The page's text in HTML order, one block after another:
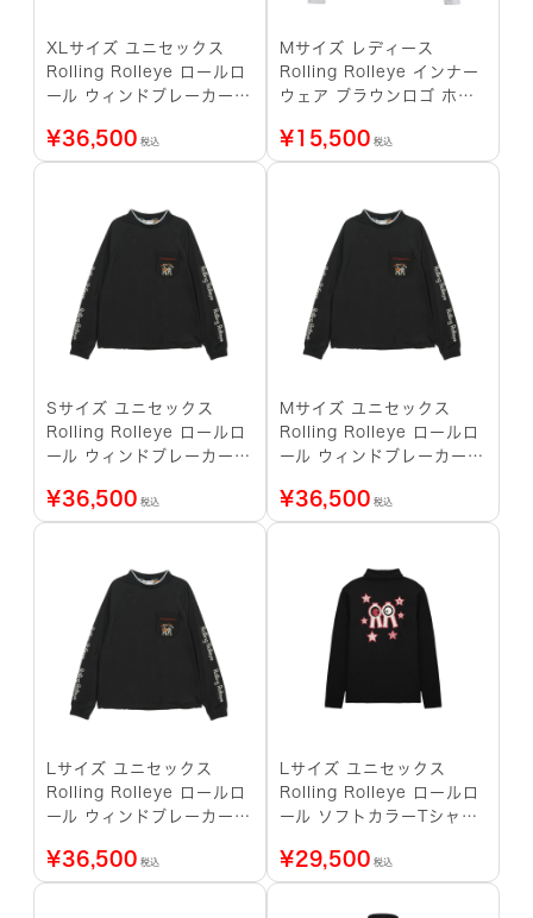
XLサイズ ユニセックス
Rolling Rolleye ロールロ
ール ウィンドブレーカー
¥36,500 税込
Mサイズ レディース
Rolling Rolleye インナー
ウェア ブラウンロゴ ホワ
¥15,500 税込
Sサイズ ユニセックス
Rolling Rolleye ロールロ
ール ウィンドブレーカー
¥36,500 税込
Mサイズ ユニセックス
Rolling Rolleye ロールロ
ール ウィンドブレーカー
¥36,500 税込
Lサイズ ユニセックス
Rolling Rolleye ロールロ
ール ウィンドブレーカー
¥36,500 税込
Lサイズ ユニセックス
Rolling Rolleye ロールロ
ール ソフトカラーTシャツ
¥29,500 税込